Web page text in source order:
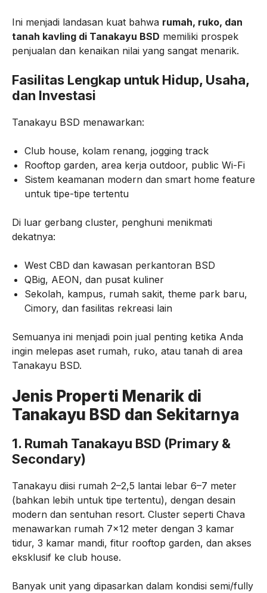
Ini menjadi landasan kuat bahwa rumah, ruko, dan
tanah kavling di Tanakayu BSD memiliki prospek
penjualan dan kenaikan nilai yang sangat menarik.
Fasilitas Lengkap untuk Hidup, Usaha,
dan Investasi
Tanakayu BSD menawarkan:
Club house, kolam renang, jogging track
Rooftop garden, area kerja outdoor, public Wi-Fi
Sistem keamanan modern dan smart home feature
untuk tipe-tipe tertentu
Di luar gerbang cluster, penghuni menikmati
dekatnya:
West CBD dan kawasan perkantoran BSD
QBig, AEON, dan pusat kuliner
Sekolah, kampus, rumah sakit, theme park baru,
Cimory, dan fasilitas rekreasi lain
Semuanya ini menjadi poin jual penting ketika Anda
ingin melepas aset rumah, ruko, atau tanah di area
Tanakayu BSD.
Jenis Properti Menarik di
Tanakayu BSD dan Sekitarnya
1. Rumah Tanakayu BSD (Primary &
Secondary)
Tanakayu diisi rumah 2–2,5 lantai lebar 6–7 meter
(bahkan lebih untuk tipe tertentu), dengan desain
modern dan sentuhan resort. Cluster seperti Chava
menawarkan rumah 7×12 meter dengan 3 kamar
tidur, 3 kamar mandi, fitur rooftop garden, dan akses
eksklusif ke club house.
Banyak unit yang dipasarkan dalam kondisi semi/fully